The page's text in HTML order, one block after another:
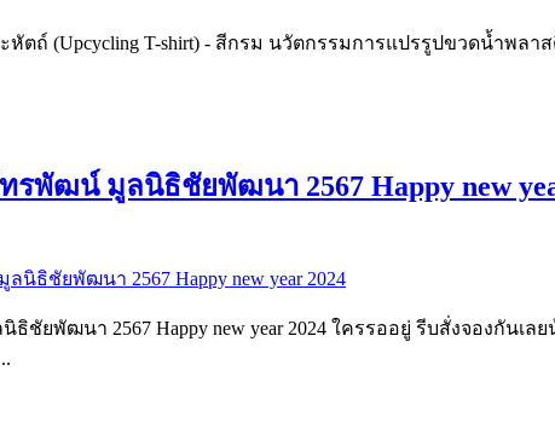
ตถ์ (Upcycling T-shirt) - สีกรม นวัตกรรมการแปรรูปขวดน้ำพล
พัฒน์ มูลนิธิชัยพัฒนา 2567 Happy new
ยพัฒนา 2567 Happy new year 2024 ใครรออยู่ รีบสั่งจองกั